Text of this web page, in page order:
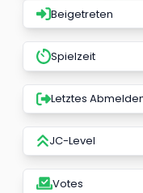
Beigetreten
Spielzeit
Letztes
JC-Level
Votes